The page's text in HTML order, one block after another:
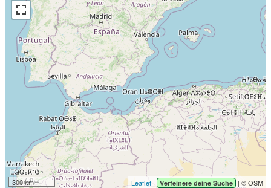
300 km Leaflet | Verfeinere deine Suche | © OSM